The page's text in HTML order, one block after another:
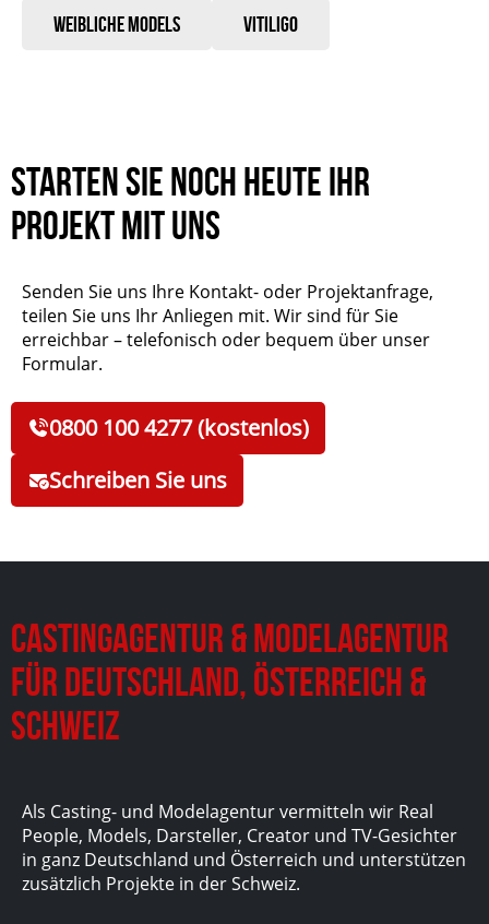
Weibliche Models Vitiligo
Starten Sie noch heute Ihr
Projekt mit uns
Senden Sie uns Ihre Kontakt- oder Projektanfrage,
teilen Sie uns Ihr Anliegen mit. Wir sind für Sie
erreichbar – telefonisch oder bequem über unser
Formular.
0800 100 4277 (kostenlos)
Schreiben Sie uns
Castingagentur & Modelagentur
für Deutschland, Österreich &
Schweiz
Als Casting- und Modelagentur vermitteln wir Real
People, Models, Darsteller, Creator und TV-Gesichter
in ganz Deutschland und Österreich und unterstützen
zusätzlich Projekte in der Schweiz.